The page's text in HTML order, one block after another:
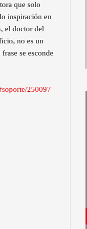
que solo
inspiración en
el doctor del
no es un
se esconde
250097